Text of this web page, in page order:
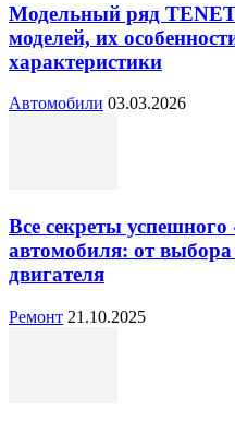
Модельный ряд
моделей, их
характеристики
Автомобили 03.03.2026
Все секреты
автомобиля: от выбора
двигателя
Ремонт 21.10.2025